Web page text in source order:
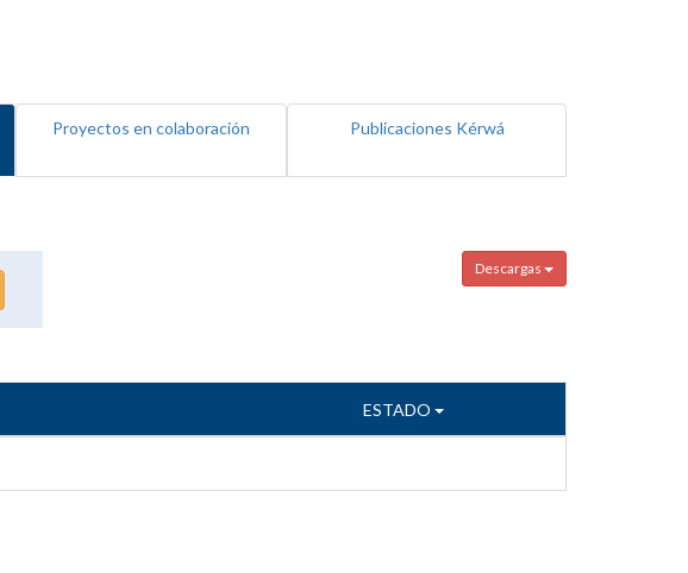
Proyectos en colaboración Publicaciones Kérwá
Descargas
ESTADO